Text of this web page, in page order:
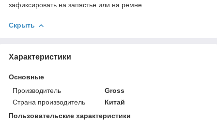
зафиксировать на запястье или на ремне.
Скрыть
Характеристики
Основные
Производитель
Gross
Страна производитель
Китай
Пользовательские характеристики